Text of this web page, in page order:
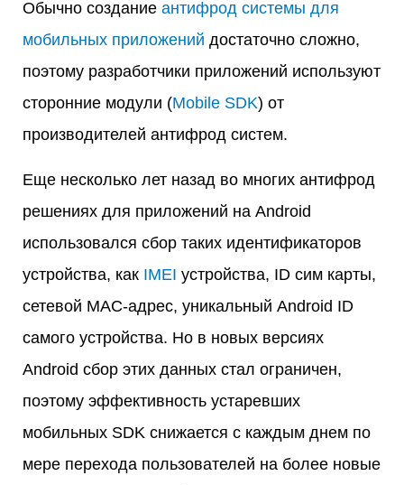
Обычно создание антифрод системы для
мобильных приложений достаточно сложно,
поэтому разработчики приложений используют
сторонние модули (Mobile SDK) от
производителей антифрод систем.
Еще несколько лет назад во многих антифрод
решениях для приложений на Android
использовался сбор таких идентификаторов
устройства, как IMEI устройства, ID сим карты,
сетевой MAC-адрес, уникальный Android ID
самого устройства. Но в новых версиях
Android сбор этих данных стал ограничен,
поэтому эффективность устаревших
мобильных SDK снижается с каждым днем по
мере перехода пользователей на более новые